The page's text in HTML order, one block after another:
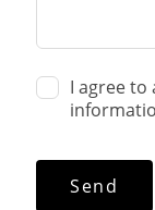
I agree
Send